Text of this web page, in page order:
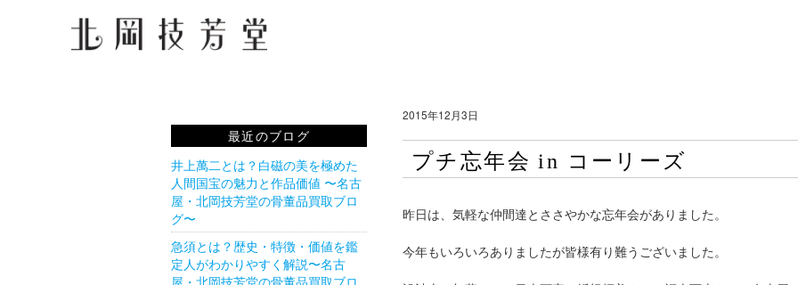
2015年12月3日
プチ忘年会 in コーリーズ
昨日は、気軽な仲間達とささやかな忘年会がありました。
今年もいろいろありましたが皆様有り難うございました。
最近のブログ
井上萬二とは？白磁の美を極めた
人間国宝の魅力と作品価値 〜名古
屋・北岡技芳堂の骨董品買取ブロ
グ〜
急須とは？歴史・特徴・価値を鑑
定人がわかりやすく解説〜名古
屋・北岡技芳堂の骨董品買取ブロ